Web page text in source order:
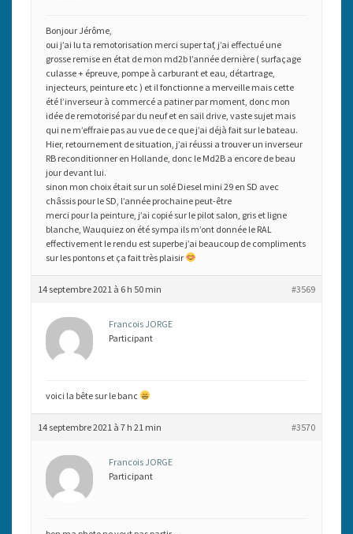
Bonjour Jérôme,
oui j’ai lu ta remotorisation merci super taf, j’ai effectué une
grosse remise en état de mon md2b l’année dernière ( surfaçage
culasse + épreuve, pompe à carburant et eau, détartrage,
injecteurs, peinture etc ) et il fonctionne a merveille mais cette
été l’inverseur à commercé a patiner par moment, donc mon
idée de remotorisé par du neuf et en sail drive, vaste sujet mais
qui ne m’effraie pas au vue de ce que j’ai déjà fait sur le bateau.
Hier, retournement de situation, j’ai réussi a trouver un inverseur
RB reconditionner en Hollande, donc le Md2B a encore de beau
jour devant lui.
sinon mon choix était sur un solé Diesel mini 29 en SD avec
châssis pour le SD, l’année prochaine peut-être
merci pour la peinture, j’ai copié sur le pilot salon, gris et ligne
blanche, Wauquiez on été sympa ils m’ont donnée le RAL
effectivement le rendu est superbe j’ai beaucoup de compliments
sur les pontons et ça fait très plaisir
14 septembre 2021 à 6 h 50 min #3569
Francois JORGE
Participant
voici la bête sur le banc
14 septembre 2021 à 7 h 21 min #3570
Francois JORGE
Participant